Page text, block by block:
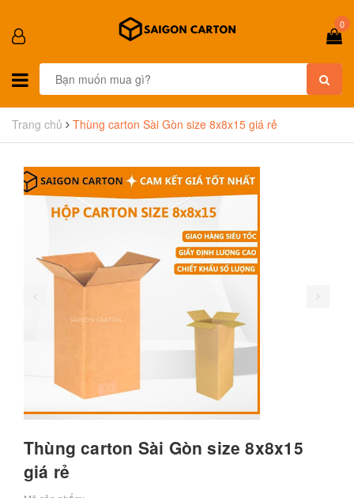
0
Trang chủ Thùng carton Sài Gòn size 8x8x15 giá rẻ
Thùng carton Sài Gòn size 8x8x15
giá rẻ